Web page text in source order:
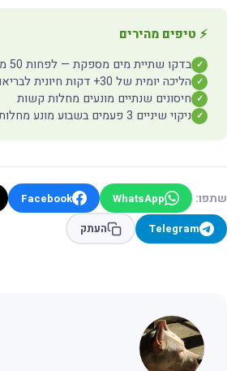
⚡ טיפים מהירים
✓ בדקו שתיית מים מספקת — לפחות 50 מ"ל לכל ק"ג ביום
✓ הליכה יומית של 30+ דקות חיונית לבריאות ולנפש
✓ חיסונים שנתיים מונעים מחלות קשות
✓ ניקוי שיניים 3 פעמים בשבוע מונע מחלות חניכיים
שתפו: WhatsApp
Facebook
Telegram
העתק